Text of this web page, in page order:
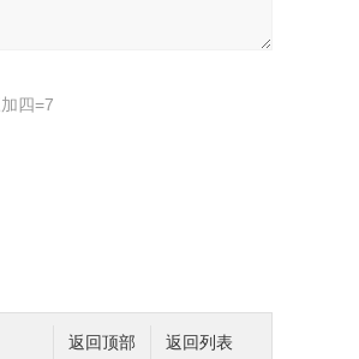
四=7
返回列表
返回顶部